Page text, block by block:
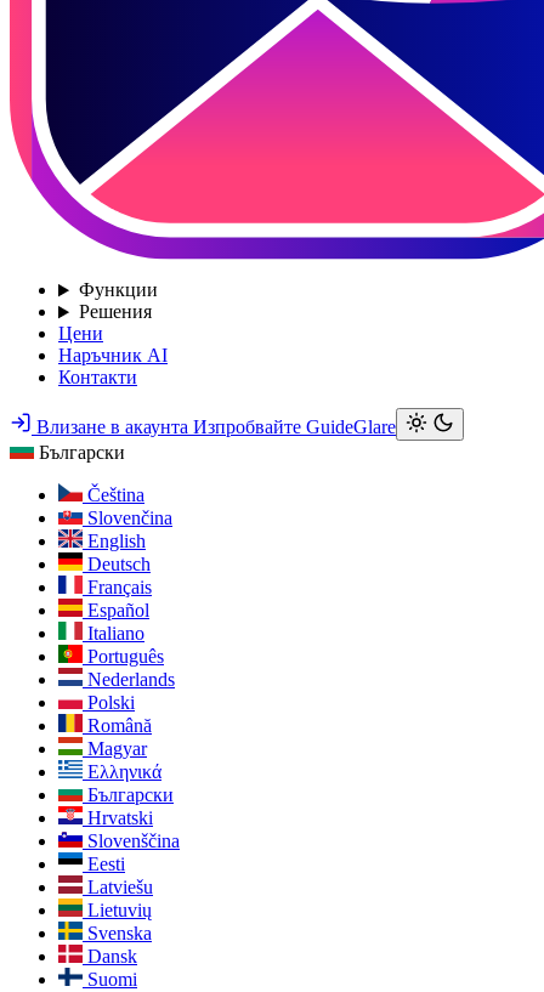
Функции
Решения
Цени
Наръчник AI
Контакти
Влизане в акаунта Изпробвайте GuideGlare
Български
Čeština
Slovenčina
English
Deutsch
Français
Español
Italiano
Português
Nederlands
Polski
Română
Magyar
Ελληνικά
Български
Hrvatski
Slovenščina
Eesti
Latviešu
Lietuvių
Svenska
Dansk
Suomi